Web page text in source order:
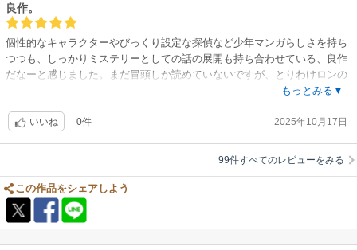
良作。
個性的なキャラクターやびっくり設定な探偵など少年マンガらしさを持ち
つつも、しっかりミステリーとしての話の展開も持ち合わせている、良作
だなーと感じました。まだ冒頭しか読めていないですが、とりわけロンの
過去などまだまだ掘り下げられる要素が満載で、長く楽しめそうな作品だ
もっとみる▼
いいね 0件 2025年10月17日
99件すべてのレビューをみる
この作品をシェアしよう